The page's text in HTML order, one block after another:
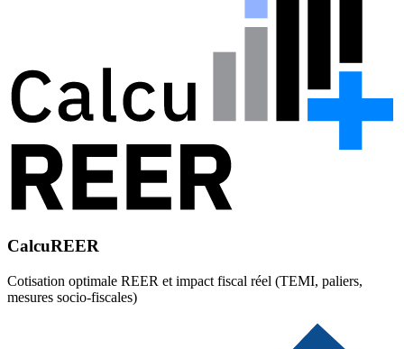
CalcuREER
Cotisation optimale REER et impact fiscal réel (TEMI, paliers,
mesures socio-fiscales)